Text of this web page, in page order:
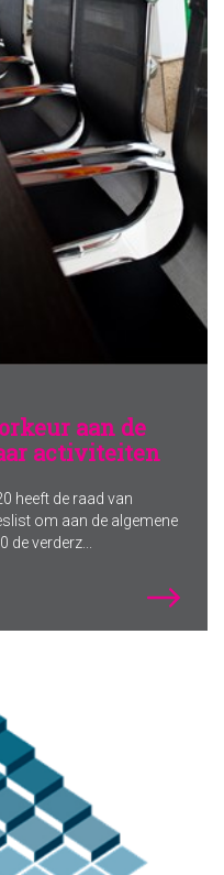
aan de
activiteiten
heeft de raad van
om aan de algemene
de verderz...